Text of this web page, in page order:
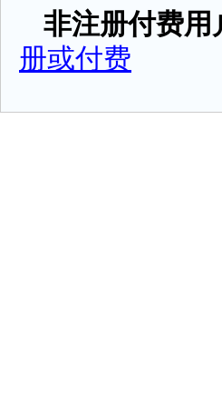
非注册付费用
册或付费